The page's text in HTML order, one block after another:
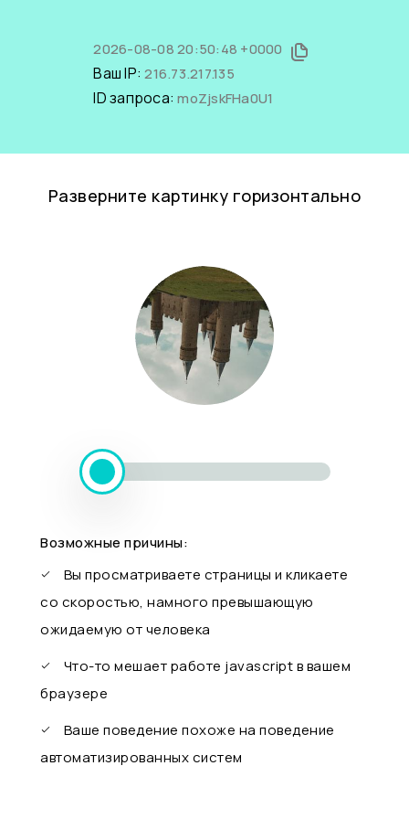
2026-08-08 20:50:48 +0000
Ваш IP:216.73.217.135
ID запроса:moZjskFHa0U1
Разверните картинку горизонтально
Возможные причины:
Вы просматриваете страницы и кликаете
со скоростью, намного превышающую
ожидаемую от человека
Что-то мешает работе javascript в вашем
браузере
Ваше поведение похоже на поведение
автоматизированных систем